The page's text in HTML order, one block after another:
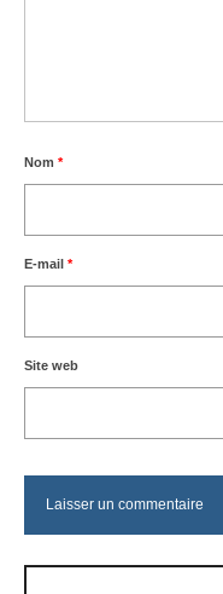
Nom *
E-mail *
Site web